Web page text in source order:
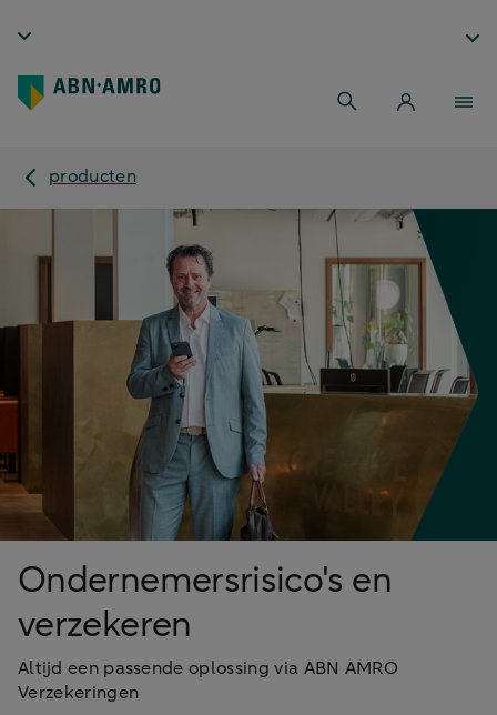
producten
Ondernemersrisico's en
verzekeren
Altijd een passende oplossing via ABN AMRO
Verzekeringen